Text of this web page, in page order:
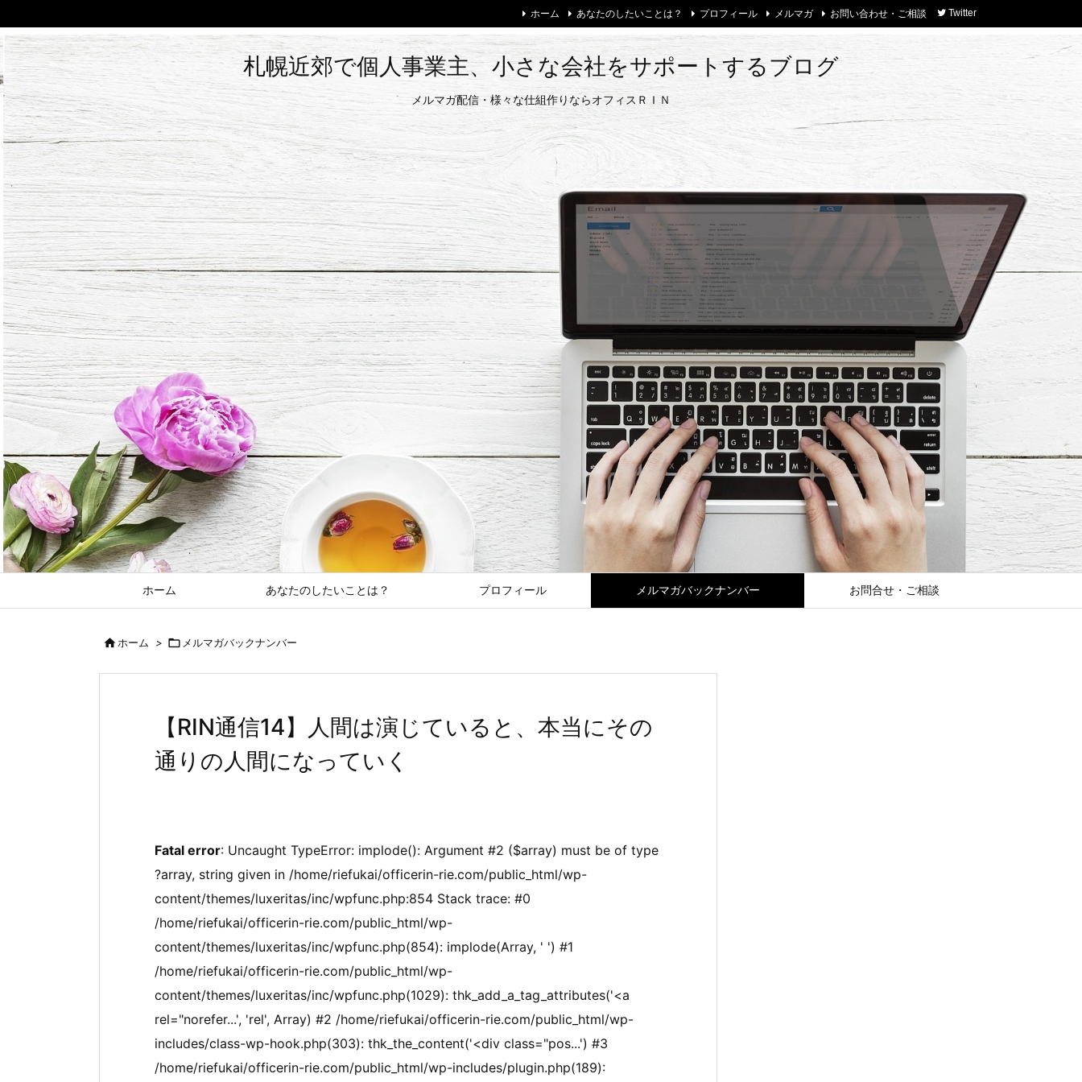
札幌近郊で個人事業主、小さな会社をサポートするブログ
メルマガ配信・様々な仕組作りならオフィスＲＩＮ
ホーム あなたのしたいことは？ プロフィール メルマガバックナンバー お問合せ・ご相談
ホーム あなたのしたいことは？ プロフィール メルマガ お問い合わせ・ご相談 Twitter
ホーム >  メルマガバックナンバー
【RIN通信14】人間は演じていると、本当にその
通りの人間になっていく
Fatal error: Uncaught TypeError: implode(): Argument #2 ($array) must be of type
?array, string given in /home/riefukai/officerin-rie.com/public_html/wp-
content/themes/luxeritas/inc/wpfunc.php:854 Stack trace: #0
/home/riefukai/officerin-rie.com/public_html/wp-
content/themes/luxeritas/inc/wpfunc.php(854): implode(Array, ' ') #1
/home/riefukai/officerin-rie.com/public_html/wp-
content/themes/luxeritas/inc/wpfunc.php(1029): thk_add_a_tag_attributes('<a
rel="norefer...', 'rel', Array) #2 /home/riefukai/officerin-rie.com/public_html/wp-
includes/class-wp-hook.php(303): thk_the_content('<div class="pos...') #3
/home/riefukai/officerin-rie.com/public_html/wp-includes/plugin.php(189):